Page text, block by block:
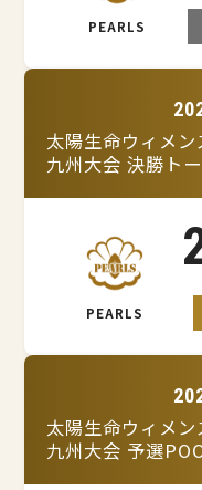
PEARLS
太陽生命ウィメ
九州大会 決勝ト
PEARLS
太陽生命ウィメ
九州大会 予選